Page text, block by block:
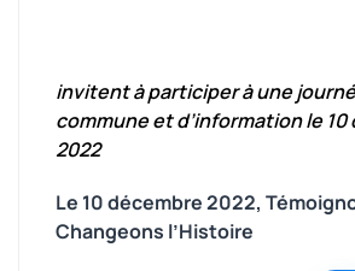
invitent à participer à une
commune et d’information le
2022
Le 10 décembre 2022,
Changeons l’Histoire